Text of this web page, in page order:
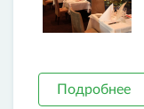
Подробнее